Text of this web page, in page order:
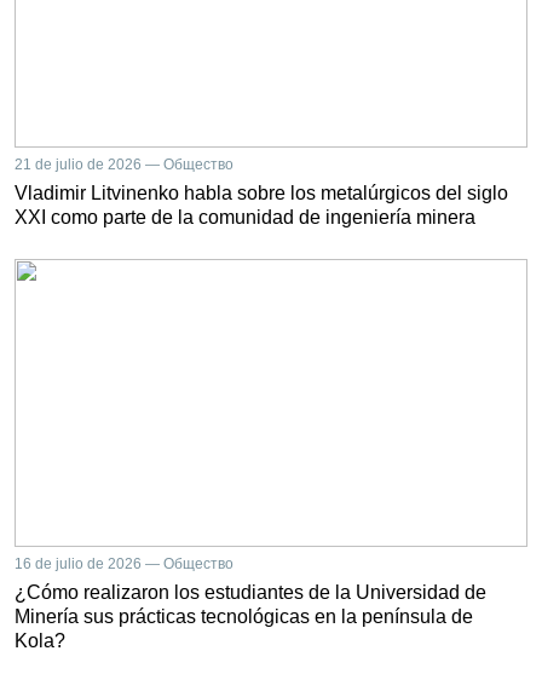
21 de julio de 2026 — Общество
Vladimir Litvinenko habla sobre los metalúrgicos del siglo
XXI como parte de la comunidad de ingeniería minera
16 de julio de 2026 — Общество
¿Cómo realizaron los estudiantes de la Universidad de
Minería sus prácticas tecnológicas en la península de
Kola?